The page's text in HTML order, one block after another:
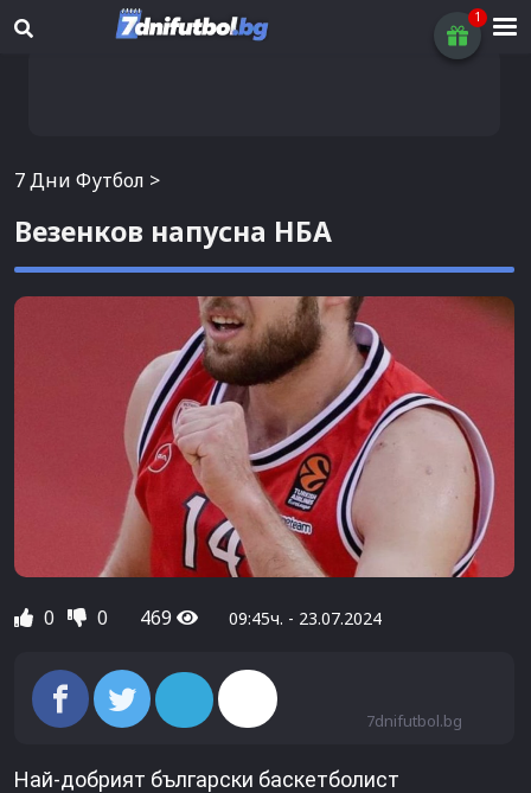
7 Дни Футбол >
Везенков напусна НБА
0 0 469 09:45ч. - 23.07.2024
7dnifutbol.bg
Най-добрият български баскетболист